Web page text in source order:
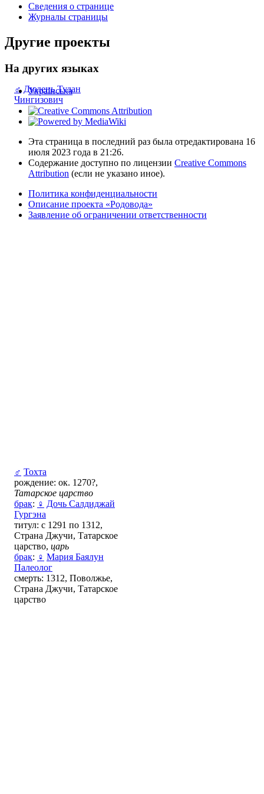
♂ Дюдень Тудан
Чингизович
♂ Тохта
рождение: ок. 1270?,
Татарское царство
брак: ♀ Дочь Салдиджай
Гургэна
титул: с 1291 по 1312,
Страна Джучи, Татарское
царство, царь
брак: ♀ Мария Баялун
Палеолог
смерть: 1312, Поволжье,
Страна Джучи, Татарское
царство
Сведения о странице
Журналы страницы
Другие проекты
На других языках
Українська
Эта страница в последний раз была отредактирована 16
июля 2023 года в 21:26.
Содержание доступно по лицензии Creative Commons
Attribution (если не указано иное).
Политика конфиденциальности
Описание проекта «Родовода»
Заявление об ограничении ответственности